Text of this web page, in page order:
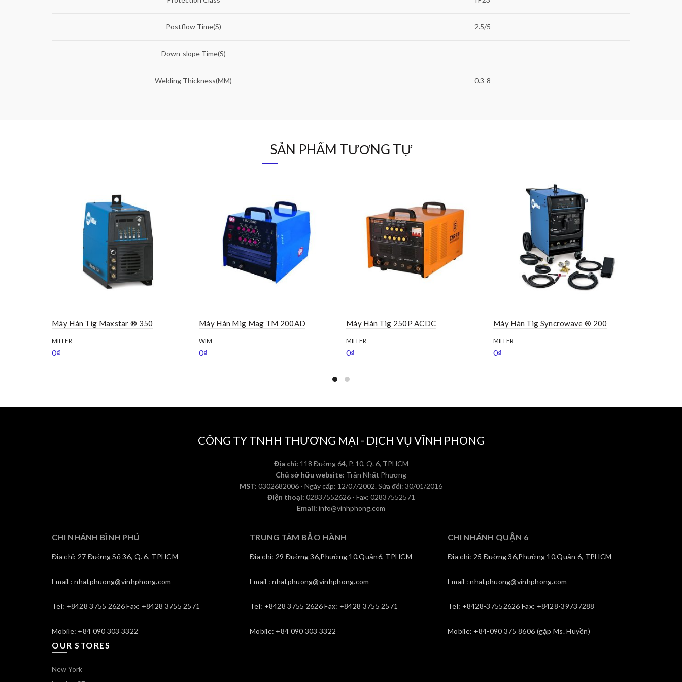
Postflow Time(S) 2.5/5
Down-slope Time(S) —
Welding Thickness(MM) 0.3-8
SẢN PHẨM TƯƠNG TỰ
Máy Hàn Tig Maxstar ® 350
MILLER
0₫
Máy Hàn Mig Mag TM 200AD
WIM
0₫
Máy Hàn Tig 250P ACDC
MILLER
0₫
Máy Hàn Tig Syncrowave ® 200
MILLER
0₫
CÔNG TY TNHH THƯƠNG MẠI - DỊCH VỤ VĨNH PHONG
Địa chỉ: 118 Đường 64, P. 10, Q. 6, TPHCM
Chủ sở hữu website: Trần Nhất Phương
MST: 0302682006 - Ngày cấp: 12/07/2002. Sửa đổi: 30/01/2016
Điện thoại: 02837552626 - Fax: 02837552571
Email: info@vinhphong.com
CHI NHÁNH BÌNH PHÚ
Địa chỉ: 27 Đường Số 36, Q. 6, TPHCM
Email : nhatphuong@vinhphong.com
Tel: +8428 3755 2626 Fax: +8428 3755 2571
Mobile: +84 090 303 3322
TRUNG TÂM BẢO HÀNH
Địa chỉ: 29 Đường 36,Phường 10,Quận6, TPHCM
Email : nhatphuong@vinhphong.com
Tel: +8428 3755 2626 Fax: +8428 3755 2571
Mobile: +84 090 303 3322
CHI NHÁNH QUẬN 6
Địa chỉ: 25 Đường 36,Phường 10,Quận 6, TPHCM
Email : nhatphuong@vinhphong.com
Tel: +8428-37552626 Fax: +8428-39737288
Mobile: +84-090 375 8606 (gặp Ms. Huyền)
OUR STORES
New York